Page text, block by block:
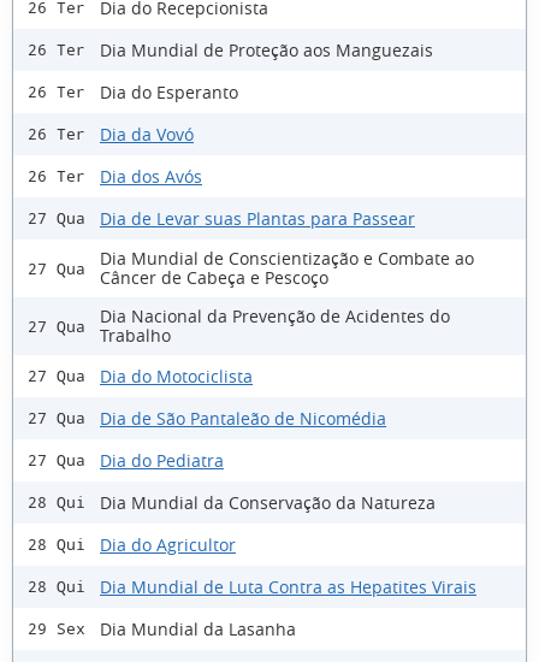
26 Ter Dia do Recepcionista
26 Ter Dia Mundial de Proteção aos Manguezais
26 Ter Dia do Esperanto
26 Ter Dia da Vovó
26 Ter Dia dos Avós
27 Qua Dia de Levar suas Plantas para Passear
27 Qua
Dia Mundial de Conscientização e Combate ao
Câncer de Cabeça e Pescoço
27 Qua
Dia Nacional da Prevenção de Acidentes do
Trabalho
27 Qua Dia do Motociclista
27 Qua Dia de São Pantaleão de Nicomédia
27 Qua Dia do Pediatra
28 Qui Dia Mundial da Conservação da Natureza
28 Qui Dia do Agricultor
28 Qui Dia Mundial de Luta Contra as Hepatites Virais
29 Sex
Dia Mundial da Lasanha